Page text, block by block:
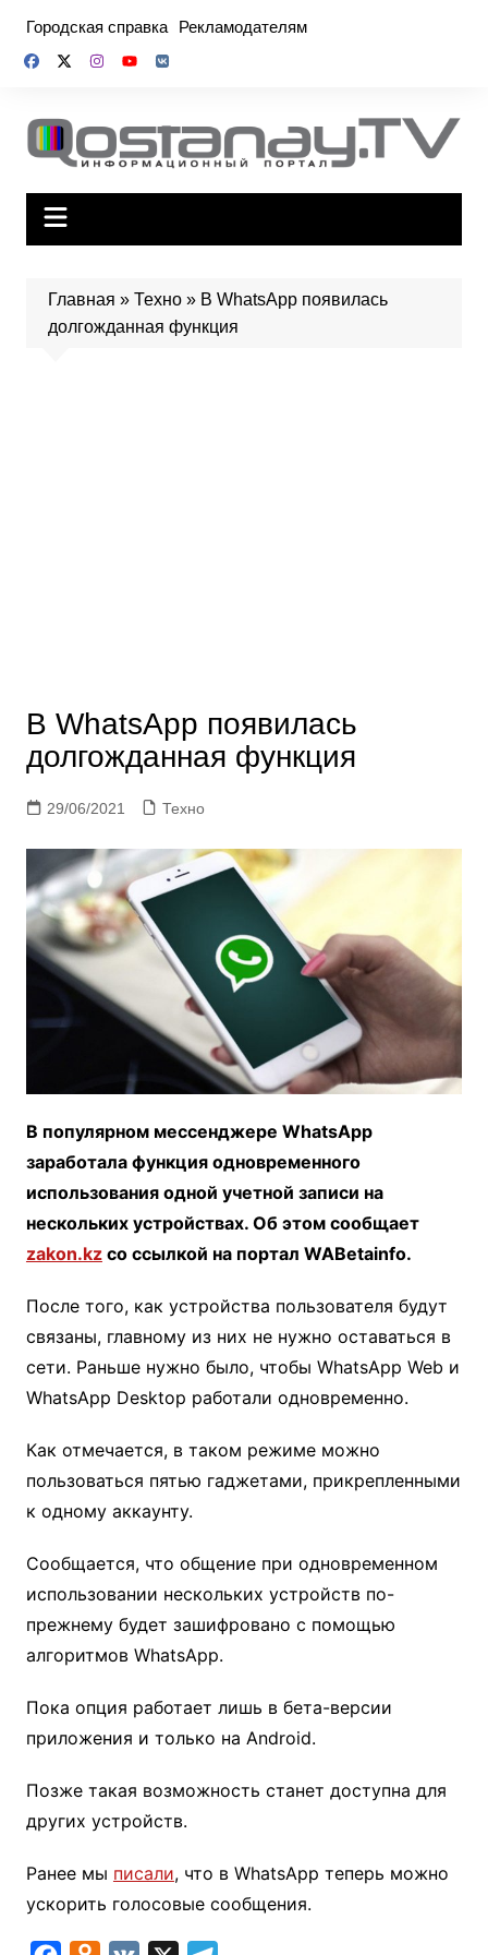
содержимому
Городская справка Рекламодателям
Главная » Техно» В WhatsApp появилась
долгожданная функция
В WhatsApp появилась
долгожданная функция
29/06/2021 Техно
В популярном мессенджере WhatsApp
заработала функция одновременного
использования одной учетной записи на
нескольких устройствах. Об этом сообщает
zakon.kzсо ссылкой на портал WABetainfo.
После того, как устройства пользователя будут
связаны, главному из них не нужно оставаться в
сети. Раньше нужно было, чтобы WhatsApp Web и
WhatsApp Desktop работали одновременно.
Как отмечается, в таком режиме можно
пользоваться пятью гаджетами, прикрепленными
к одному аккаунту.
Сообщается, что общение при одновременном
использовании нескольких устройств по-
прежнему будет зашифровано с помощью
алгоритмов WhatsApp.
Пока опция работает лишь в бета-версии
приложения и только на Android.
Позже такая возможность станет доступна для
других устройств.
Ранее мы писали, что в WhatsApp теперь можно
ускорить голосовые сообщения.